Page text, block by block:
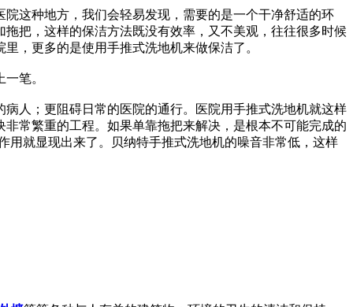
这种地方，我们会轻易发现，需要的是一个干净舒适的环
把，这样的保洁方法既没有效率，又不美观，往往很多时候
，更多的是使用手推式洗地机来做保洁了。
笔。
人；更阻碍日常的医院的通行。医院用手推式洗地机就这样
常繁重的工程。如果单靠拖把来解决，是根本不可能完成的
用就显现出来了。贝纳特手推式洗地机的噪音非常低，这样